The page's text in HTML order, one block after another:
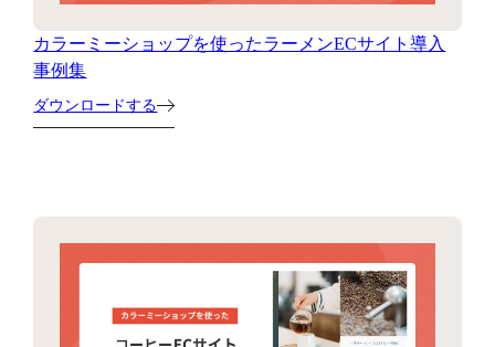
カラーミーショップを使ったラーメンECサイト導入
事例集
ダウンロードする